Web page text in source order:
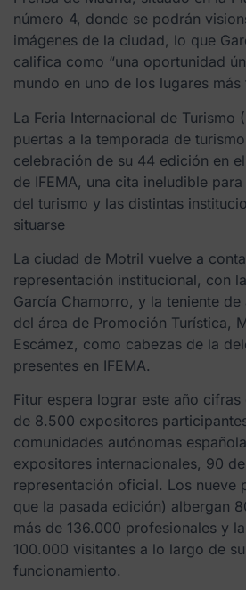
número 4, donde se podrán
imágenes de la ciudad, lo que
califica como “una oportunidad
mundo en uno de los lugares más
La Feria Internacional de Turismo
puertas a la temporada de
celebración de su 44 edición en
de IFEMA, una cita ineludible
del turismo y las distintas
situarse
La ciudad de Motril vuelve a
representación institucional, con
García Chamorro, y la teniente
del área de Promoción Turística,
Escámez, como cabezas de la
presentes en IFEMA.
Fitur espera lograr este año
de 8.500 expositores
comunidades autónomas
expositores internacionales, 90
representación oficial. Los nueve
que la pasada edición) albergan
más de 136.000 profesionales y
100.000 visitantes a lo largo de
funcionamiento.